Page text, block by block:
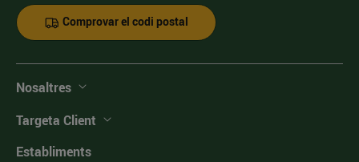
Comprovar el codi postal
Nosaltres
Targeta Client
Establiments